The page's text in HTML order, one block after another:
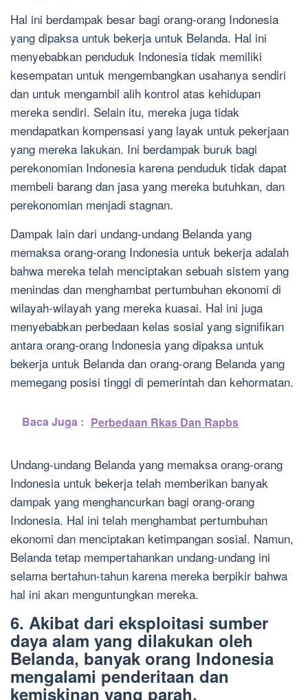
Hal ini berdampak besar bagi orang-orang Indonesia
yang dipaksa untuk bekerja untuk Belanda. Hal ini
menyebabkan penduduk Indonesia tidak memiliki
kesempatan untuk mengembangkan usahanya sendiri
dan untuk mengambil alih kontrol atas kehidupan
mereka sendiri. Selain itu, mereka juga tidak
mendapatkan kompensasi yang layak untuk pekerjaan
yang mereka lakukan. Ini berdampak buruk bagi
perekonomian Indonesia karena penduduk tidak dapat
membeli barang dan jasa yang mereka butuhkan, dan
perekonomian menjadi stagnan.
Dampak lain dari undang-undang Belanda yang
memaksa orang-orang Indonesia untuk bekerja adalah
bahwa mereka telah menciptakan sebuah sistem yang
menindas dan menghambat pertumbuhan ekonomi di
wilayah-wilayah yang mereka kuasai. Hal ini juga
menyebabkan perbedaan kelas sosial yang signifikan
antara orang-orang Indonesia yang dipaksa untuk
bekerja untuk Belanda dan orang-orang Belanda yang
memegang posisi tinggi di pemerintah dan kehormatan.
Baca Juga : Perbedaan Rkas Dan Rapbs
Undang-undang Belanda yang memaksa orang-orang
Indonesia untuk bekerja telah memberikan banyak
dampak yang menghancurkan bagi orang-orang
Indonesia. Hal ini telah menghambat pertumbuhan
ekonomi dan menciptakan ketimpangan sosial. Namun,
Belanda tetap mempertahankan undang-undang ini
selama bertahun-tahun karena mereka berpikir bahwa
hal ini akan menguntungkan mereka.
6. Akibat dari eksploitasi sumber
daya alam yang dilakukan oleh
Belanda, banyak orang Indonesia
mengalami penderitaan dan
kemiskinan yang parah.